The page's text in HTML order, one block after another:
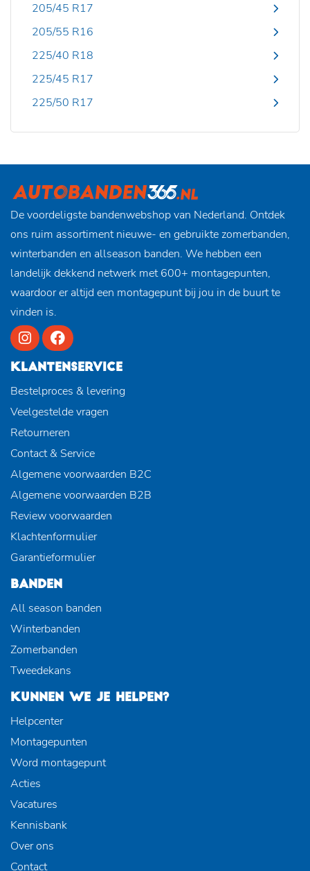
205/45 R17
205/55 R16
225/40 R18
225/45 R17
225/50 R17
De voordeligste bandenwebshop van Nederland. Ontdek
ons ruim assortiment nieuwe- en gebruikte zomerbanden,
winterbanden en allseason banden. We hebben een
landelijk dekkend netwerk met 600+ montagepunten,
waardoor er altijd een montagepunt bij jou in de buurt te
vinden is.
KLANTENSERVICE
Bestelproces & levering
Veelgestelde vragen
Retourneren
Contact & Service
Algemene voorwaarden B2C
Algemene voorwaarden B2B
Review voorwaarden
Klachtenformulier
Garantieformulier
BANDEN
All season banden
Winterbanden
Zomerbanden
Tweedekans
KUNNEN WE JE HELPEN?
Helpcenter
Montagepunten
Word montagepunt
Acties
Vacatures
Kennisbank
Over ons
Contact